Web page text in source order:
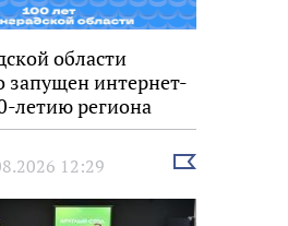
области
запущен интернет-
летию региона
12:29
Выбрать